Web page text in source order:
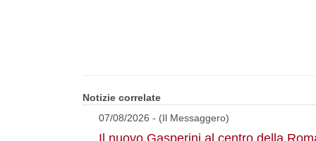
Notizie correlate
07/08/2026 - (Il Messaggero)
Il nuovo Gasperini al centro della